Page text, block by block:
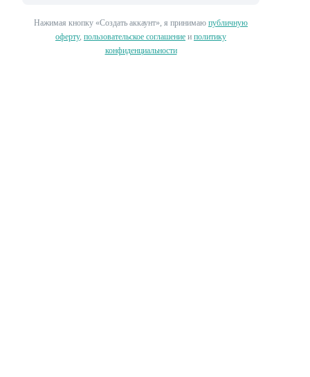
Нажимая кнопку «‎Создать аккаунт»‎, я принимаю публичную
оферту, пользовательское соглашение и политику
конфиденциальности